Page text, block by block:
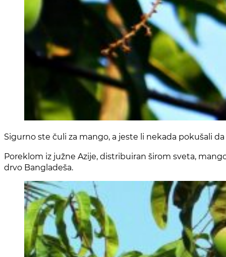
Sigurno ste čuli za mango, a jeste li nekada pokušali
Poreklom iz južne Azije, distribuiran širom sveta,
drvo Bangladeša.